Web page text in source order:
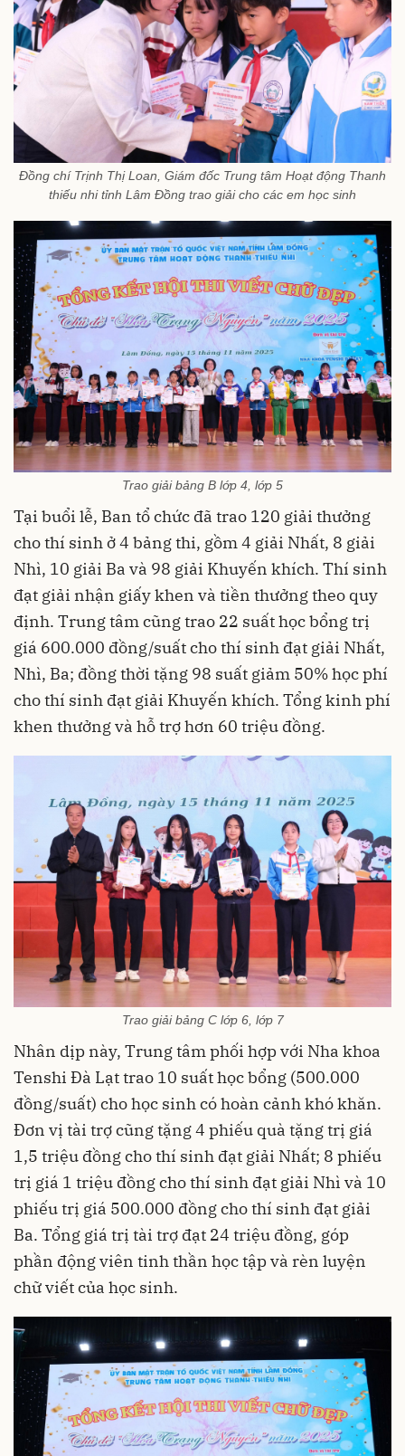
Đồng chí Trịnh Thị Loan, Giám đốc Trung tâm Hoạt động Thanh
thiếu nhi tỉnh Lâm Đồng trao giải cho các em học sinh
Trao giải bảng B lớp 4, lớp 5
Tại buổi lễ, Ban tổ chức đã trao 120 giải thưởng
cho thí sinh ở 4 bảng thi, gồm 4 giải Nhất, 8 giải
Nhì, 10 giải Ba và 98 giải Khuyến khích. Thí sinh
đạt giải nhận giấy khen và tiền thưởng theo quy
định. Trung tâm cũng trao 22 suất học bổng trị
giá 600.000 đồng/suất cho thí sinh đạt giải Nhất,
Nhì, Ba; đồng thời tặng 98 suất giảm 50% học phí
cho thí sinh đạt giải Khuyến khích. Tổng kinh phí
khen thưởng và hỗ trợ hơn 60 triệu đồng.
Trao giải bảng C lớp 6, lớp 7
Nhân dịp này, Trung tâm phối hợp với Nha khoa
Tenshi Đà Lạt trao 10 suất học bổng (500.000
đồng/suất) cho học sinh có hoàn cảnh khó khăn.
Đơn vị tài trợ cũng tặng 4 phiếu quà tặng trị giá
1,5 triệu đồng cho thí sinh đạt giải Nhất; 8 phiếu
trị giá 1 triệu đồng cho thí sinh đạt giải Nhì và 10
phiếu trị giá 500.000 đồng cho thí sinh đạt giải
Ba. Tổng giá trị tài trợ đạt 24 triệu đồng, góp
phần động viên tinh thần học tập và rèn luyện
chữ viết của học sinh.